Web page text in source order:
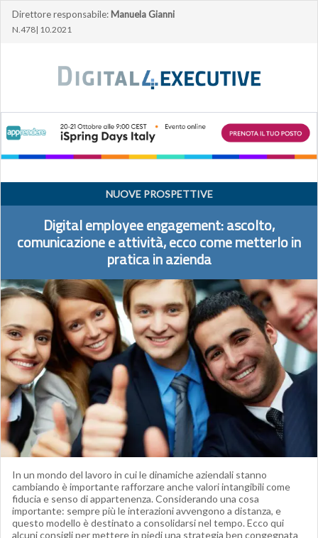
Direttore responsabile: Manuela Gianni
N.478| 10.2021
NUOVE PROSPETTIVE
Digital employee engagement: ascolto,
comunicazione e attività, ecco come metterlo in
pratica in azienda
In un mondo del lavoro in cui le dinamiche aziendali stanno
cambiando è importante rafforzare anche valori intangibili come
fiducia e senso di appartenenza. Considerando una cosa
importante: sempre più le interazioni avvengono a distanza, e
questo modello è destinato a consolidarsi nel tempo. Ecco qui
alcuni consigli per mettere in piedi una strategia ben congegnata